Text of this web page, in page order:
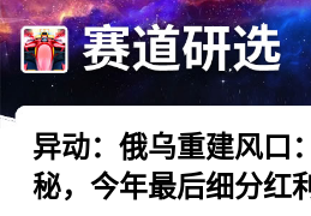
异动：俄乌重建风口
秘，今年最后细分红